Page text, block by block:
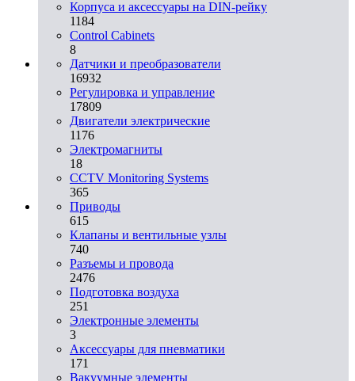
Корпуса и аксессуары на DIN-рейку
1184
Control Cabinets
8
Датчики и преобразователи
16932
Регулировка и управление
17809
Двигатели электрические
1176
Электромагниты
18
CCTV Monitoring Systems
365
Приводы
615
Клапаны и вентильные узлы
740
Разъемы и провода
2476
Подготовка воздуха
251
Электронные элементы
3
Аксессуары для пневматики
171
Вакуумные элементы